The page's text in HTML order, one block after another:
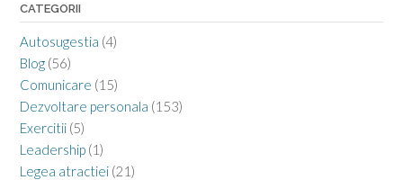
CATEGORII
Autosugestia (4)
Blog (56)
Comunicare (15)
Dezvoltare personala (153)
Exercitii (5)
Leadership (1)
Legea atractiei (21)